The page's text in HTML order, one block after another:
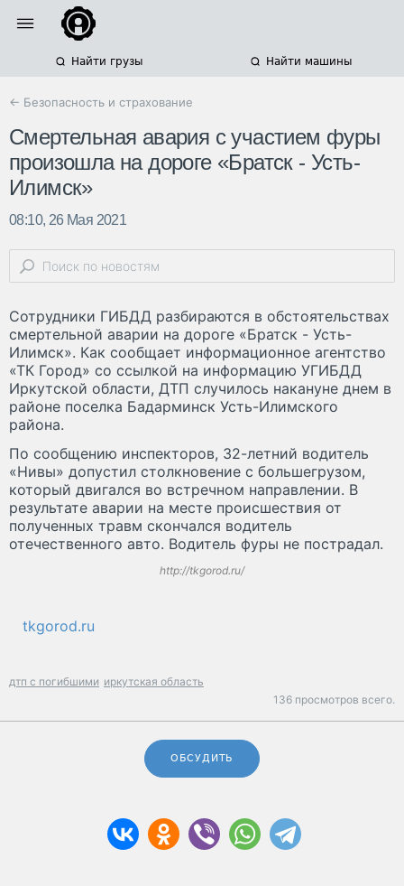
Найти грузы Найти машины
← Безопасность и страхование
Смертельная авария с участием фуры
произошла на дороге «Братск - Усть-
Илимск»
08:10, 26 Мая 2021
Сотрудники ГИБДД разбираются в обстоятельствах
смертельной аварии на дороге «Братск - Усть-
Илимск». Как сообщает информационное агентство
«ТК Город» со ссылкой на информацию УГИБДД
Иркутской области, ДТП случилось накануне днем в
районе поселка Бадарминск Усть-Илимского
района.
По сообщению инспекторов, 32-летний водитель
«Нивы» допустил столкновение с большегрузом,
который двигался во встречном направлении. В
результате аварии на месте происшествия от
полученных травм скончался водитель
отечественного авто. Водитель фуры не пострадал.
http://tkgorod.ru/
tkgorod.ru
дтп с погибшими иркутская область
136 просмотров всего.
ОБСУДИТЬ